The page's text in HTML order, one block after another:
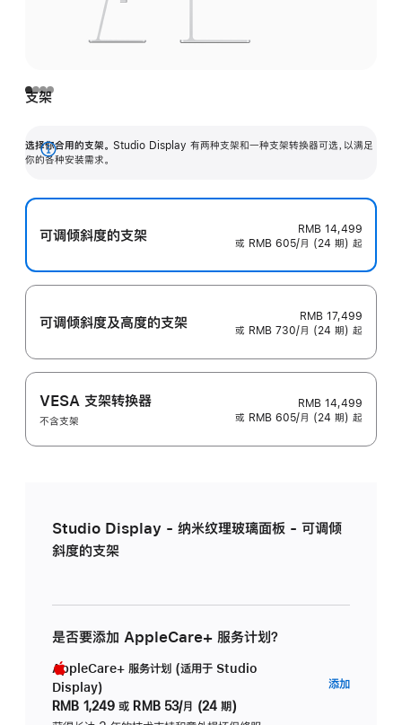
支架
选择你合用的支架。 Studio Display 有两种支架和一种支架转换器可选，以满足
你的各种安装需求。
展
可调倾斜度的支架
RMB 14,499
或 RMB 605/月 (24 期) 起
可调倾斜度及高‍度的支‍架
RMB 17,499
或 RMB 730/月 (24 期) 起
VESA 支架转换器
不含支架
RMB 14,499
或 RMB 605/月 (24 期) 起
Studio Display - 纳米纹理玻璃面板 - 可调倾
斜度的支架
是否要添加 AppleCare+ 服务计划？
AppleCare+ 服务计划 (适用于 Studio
Display)
RMB 1,249 或 RMB 53/月 (24 期)
添加